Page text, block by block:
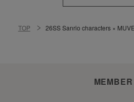
TOP 26SS Sanrio characters ×
MEMBER